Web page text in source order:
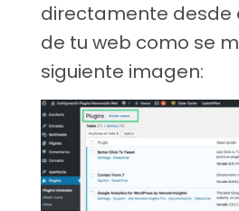
directamente desde
de tu web como se
siguiente imagen: